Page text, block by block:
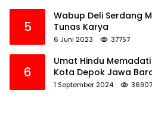
5
Wabup Deli Serdang
Tunas Karya
6 Juni 2023 37757
6
Umat Hindu
Kota Depok Jawa
1 September 2024 36907